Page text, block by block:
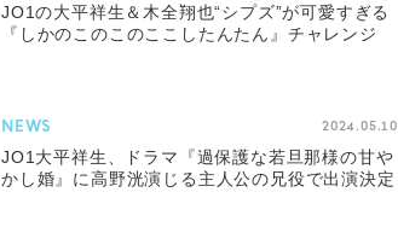
JO1の大平祥生＆木全翔也“シプズ”が可愛すぎる
『しかのこのこのここしたんたん』チャレンジ
NEWS 2024.05.10
JO1大平祥生、ドラマ『過保護な若旦那様の甘や
かし婚』に高野洸演じる主人公の兄役で出演決定